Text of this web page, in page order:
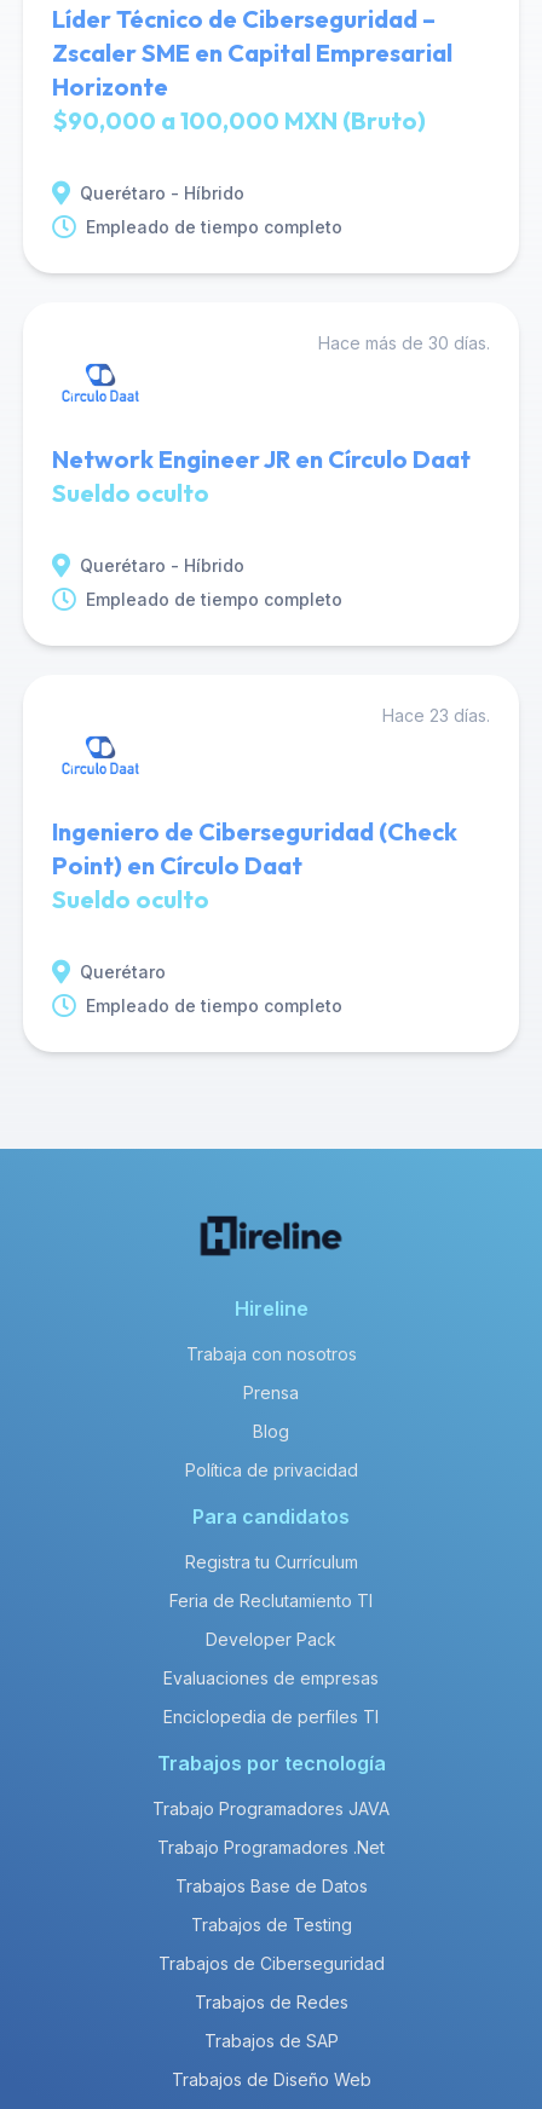
Líder Técnico de Ciberseguridad –
Zscaler SME en Capital Empresarial
Horizonte
$90,000 a 100,000 MXN (Bruto)
Querétaro - Híbrido
Empleado de tiempo completo
Hace más de 30 días.
Network Engineer JR en Círculo Daat
Sueldo oculto
Querétaro - Híbrido
Empleado de tiempo completo
Hace 23 días.
Ingeniero de Ciberseguridad (Check
Point) en Círculo Daat
Sueldo oculto
Querétaro
Empleado de tiempo completo
Hireline
Trabaja con nosotros
Prensa
Blog
Política de privacidad
Para candidatos
Registra tu Currículum
Feria de Reclutamiento TI
Developer Pack
Evaluaciones de empresas
Enciclopedia de perfiles TI
Trabajos por tecnología
Trabajo Programadores JAVA
Trabajo Programadores .Net
Trabajos Base de Datos
Trabajos de Testing
Trabajos de Ciberseguridad
Trabajos de Redes
Trabajos de SAP
Trabajos de Diseño Web